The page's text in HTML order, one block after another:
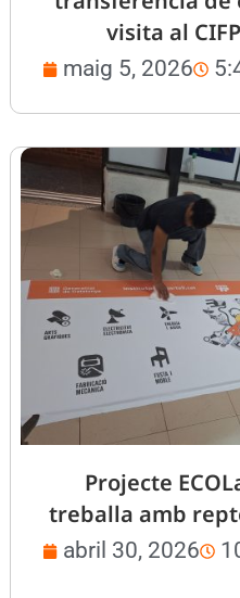
visita al
maig 5, 2026
Projecte
treballa amb
abril 30, 2026